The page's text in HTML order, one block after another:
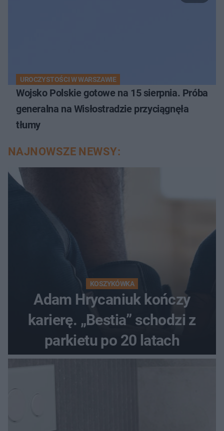
UROCZYSTOŚCI W WARSZAWIE
Wojsko Polskie gotowe na 15 sierpnia. Próba
generalna na Wisłostradzie przyciągnęła
tłumy
NAJNOWSZE NEWSY:
KOSZYKÓWKA
Adam Hrycaniuk kończy
karierę. „Bestia” schodzi z
parkietu po 20 latach